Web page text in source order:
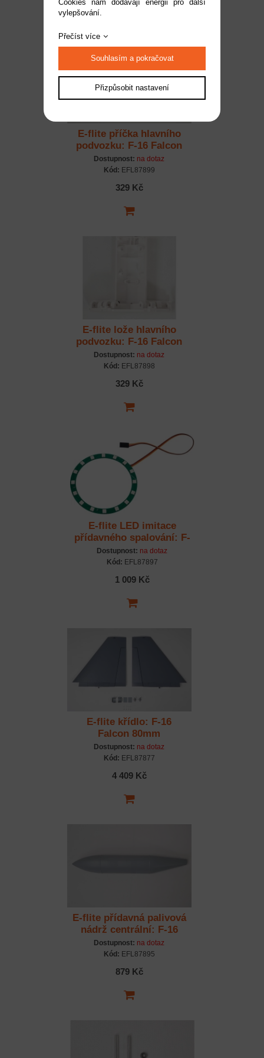
E-flite příčka hlavního
podvozku: F-16 Falcon
80mm
Dostupnost: na dotaz
Kód: EFL87899
329 Kč
E-flite lože hlavního
podvozku: F-16 Falcon
80mm
Dostupnost: na dotaz
Kód: EFL87898
329 Kč
E-flite LED imitace
přídavného spalování: F-
16 Falcon 80mm
Dostupnost: na dotaz
Kód: EFL87897
1 009 Kč
E-flite křídlo: F-16
Falcon 80mm
Dostupnost: na dotaz
Kód: EFL87877
4 409 Kč
E-flite přídavná palivová
nádrž centrální: F-16
Falcon 80mm
Dostupnost: na dotaz
Kód: EFL87895
879 Kč
Cookies nám dodávají energii pro další
vylepšování.
Přečíst více
Souhlasím a pokračovat
Přizpůsobit nastavení